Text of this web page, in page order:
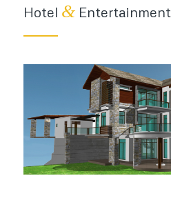
Hotel &Entertainment